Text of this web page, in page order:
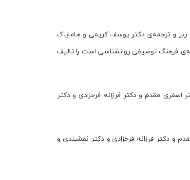
و ترجمه‌ی دکتر یوسف کریمی و هامایاک
فرهنگ توصیفی روانشناسی است را تالیف
مقدم و دکتر فرزانه فرحزادی و دکتر
دکتر فرزانه فرحزادی و دکتر نقشبندی و